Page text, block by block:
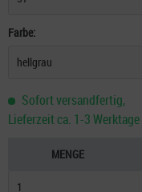
Farbe:
Sofort versandfertig,
Lieferzeit ca. 1-3 Werktage
MENGE